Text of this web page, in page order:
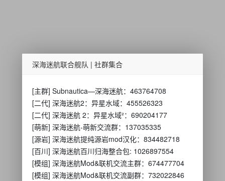
深海迷航联合舰队 | 社群集合
[主群] Subnautica—深海迷航：463764708
[二代] 深海迷航2：异星水域：455526323
[二代] 深海迷航 2：异星水域²：690204177
[萌新] 深海迷航-萌新交流群：137035335
[源岩] 深海迷航提纯源岩mod汉化：834482718
[百川] 深海迷航百川归海整合包: 1026897554
[模组] 深海迷航Mod&联机交流主群：674477704
[模组] 深海迷航Mod&联机交流副群：732022846